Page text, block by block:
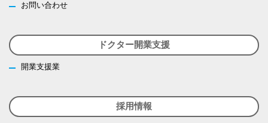
お問い合わせ
ドクター開業支援
開業支援業
採用情報